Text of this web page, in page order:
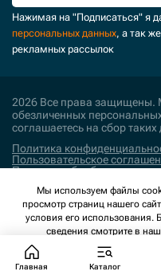
Нажимая на "Подписаться" я
персональных данных, а так
рекламных рассылок
2026 Все права защищены.
обезличенных
соглашаетесь на сбор
Политика
Пользовательское
Политика обработки
Поддержка и развитие
Главная Каталог
Мы используем файлы
просмотр страниц нашего
условия его использования.
сведения смотрите в